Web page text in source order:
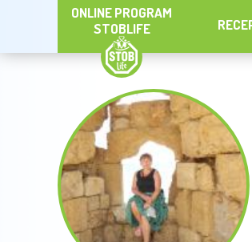
ONLINE PROGRAM
STOBLIFE